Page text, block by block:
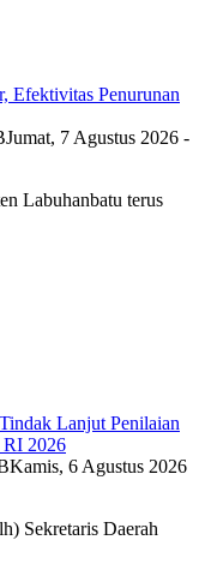
Efektivitas Penurunan
Jumat, 7 Agustus 2026 -
Labuhanbatu terus
Lanjut Penilaian
RI 2026
Kamis, 6 Agustus 2026
Sekretaris Daerah